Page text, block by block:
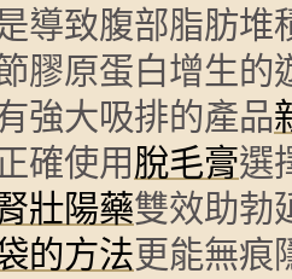
導致腹部脂肪堆
膠原蛋白增生的
強大吸排的產品
確使用 脫毛膏選
壯陽藥雙效助勃
的方法更能無痕